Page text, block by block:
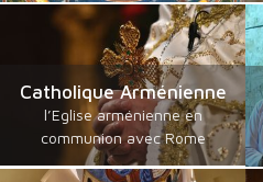
Catholique Arménienne
l’Eglise arménienne en
communion avec Rome